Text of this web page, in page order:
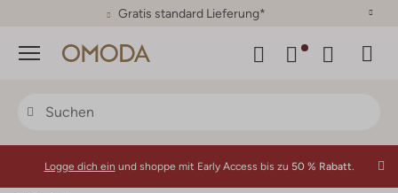
30 Tage Rückgaberecht
Menü
Logge dich ein und shoppe mit Early Access bis zu 50 % Rabatt.